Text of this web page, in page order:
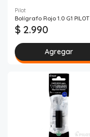
Pilot
Bolígrafo Rojo 1.0 G1 PILOT
$ 2.990
Agregar